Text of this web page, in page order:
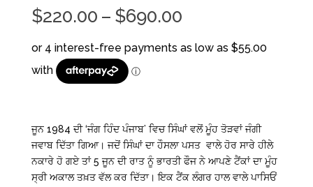
$220.00 – $690.00Price
$220.00
ਜੂਨ 1984 ਦੀ ‘ਜੰਗ ਹਿੰਦ ਪੰਜਾਬ’ ਵਿਚ ਸਿੰਘਾਂ ਵਲੋਂ ਮੂੰਹ ਤੋੜਵਾਂ ਜੰਗੀ
ਜਵਾਬ ਦਿੱਤਾ ਗਿਆ। ਜਦੋਂ ਸਿੰਘਾਂ ਦਾ ਹੌਸਲਾ ਪਸਤ ਵਾਲੇ ਹੋਰ ਸਾਰੇ ਹੀਲੇ
ਨਕਾਰੇ ਹੋ ਗਏ ਤਾਂ 5 ਜੂਨ ਦੀ ਰਾਤ ਨੂੰ ਭਾਰਤੀ ਫੌਜ ਨੇ ਆਪਣੇ ਟੈਂਕਾਂ ਦਾ ਮੂੰਹ
ਸ੍ਰੀ ਅਕਾਲ ਤਖ਼ਤ ਵੱਲ ਕਰ ਦਿੱਤਾ। ਇਕ ਟੈਂਕ ਲੰਗਰ ਹਾਲ ਵਾਲੇ ਪਾਸਿਓਂ